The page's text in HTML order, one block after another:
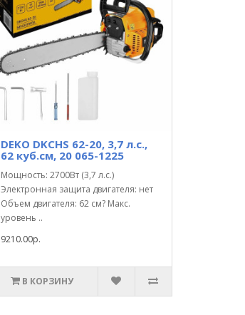
DEKO DKCHS 62-20, 3,7 л.с.,
62 куб.см, 20 065-1225
Мощность: 2700Вт (3,7 л.с.)
Электронная защита двигателя: нет
Объем двигателя: 62 см? Макс.
уровень ..
9210.00р.
В КОРЗИНУ